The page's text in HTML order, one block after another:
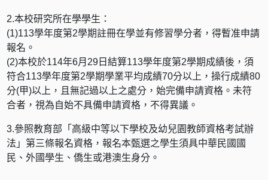
2.本校研究所在學學生：
(1)113學年度第2學期註冊在學並有修習學分者，得暫准申請
報名。
(2)本校於114年6月29日結算113學年度第2學期成績後，須
符合113學年度第2學期學業平均成績70分以上，操行成績80
分(甲)以上，且無記過以上之處分，始完備申請資格。未符
合者，視為自始不具備申請資格，不得異議。
3.參照教育部「高級中等以下學校及幼兒園教師資格考試辦
法」第三條報名資格，報名本甄選之學生須具中華民國國
民、外國學生、僑生或港澳生身分。